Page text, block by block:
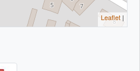
Leaflet |